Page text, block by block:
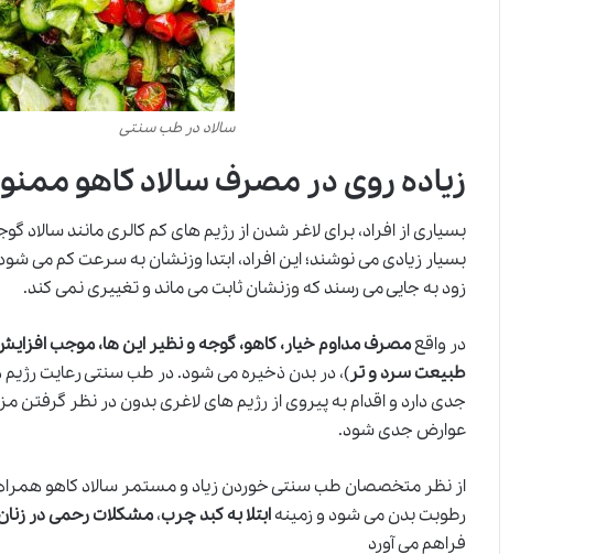
سالاد در طب سنتی
زیاده روی در مصرف سالاد کاهو
بسیاری از افراد، برای لاغر شدن از رژیم های کم کالری مانند سالاد
زود به جایی می رسند که وزنشان ثابت می ماند و تغییری نمی کند.
در واقعمصرف مداوم خیار، کاهو، گوجه و نظیر این ها، موجب
طبیعت سرد و تر)، در بدن ذخیره می شود. در طب سنتی رعایت
جدی دارد و اقدام به پیروی از رژیم های لاغری بدون در نظر گرفتن
عوارض جدی شود.
از نظر متخصصان طب سنتی خوردن زیاد و مستمر سالاد کاهو
رطوبت بدن می شود و زمینهابتلا به کبد چرب،مشکلات رحمی در
فراهم می آورد